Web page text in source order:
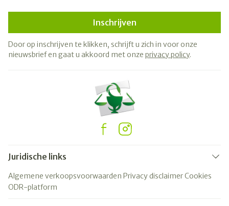
Inschrijven
Door op inschrijven te klikken, schrijft u zich in voor onze
nieuwsbrief en gaat u akkoord met onze privacy policy.
Juridische links
Algemene verkoopsvoorwaarden Privacy disclaimerCookies
ODR-platform